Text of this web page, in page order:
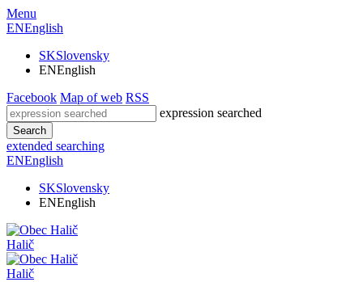
Menu
ENEnglish
SKSlovensky
ENEnglish
Facebook Map of web RSS
expression searched
Search
extended searching
ENEnglish
SKSlovensky
ENEnglish
Halič
Halič